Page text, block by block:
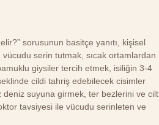
sorusunun basitçe yanıtı, kişisel
serin tutmak, sıcak ortamlardan
giysiler tercih etmek, isiliğin 3-4
cildi tahriş edebilecek cisimler
deniz suyuna girmek, ter bezlerini ve cilt
tavsiyesi ile vücudu serinleten ve